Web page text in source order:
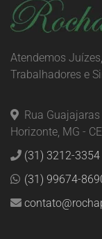
Atendemos
Trabalhadores e
Rua
Horizonte, MG -
(31) 3212-3354
(31) 99674-